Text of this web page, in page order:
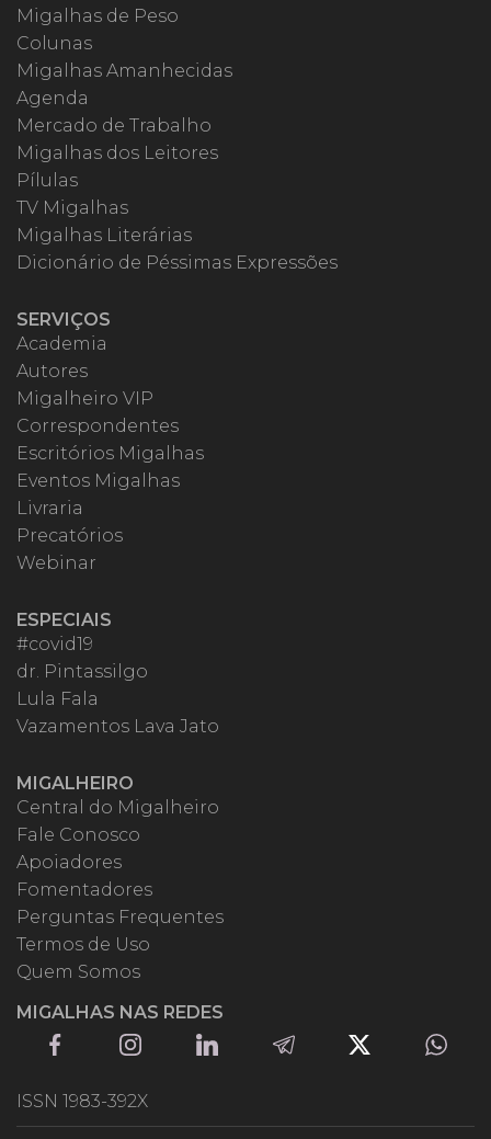
Migalhas de Peso
Colunas
Migalhas Amanhecidas
Agenda
Mercado de Trabalho
Migalhas dos Leitores
Pílulas
TV Migalhas
Migalhas Literárias
Dicionário de Péssimas Expressões
SERVIÇOS
Academia
Autores
Migalheiro VIP
Correspondentes
Escritórios Migalhas
Eventos Migalhas
Livraria
Precatórios
Webinar
ESPECIAIS
#covid19
dr. Pintassilgo
Lula Fala
Vazamentos Lava Jato
MIGALHEIRO
Central do Migalheiro
Fale Conosco
Apoiadores
Fomentadores
Perguntas Frequentes
Termos de Uso
Quem Somos
MIGALHAS NAS REDES
ISSN 1983-392X